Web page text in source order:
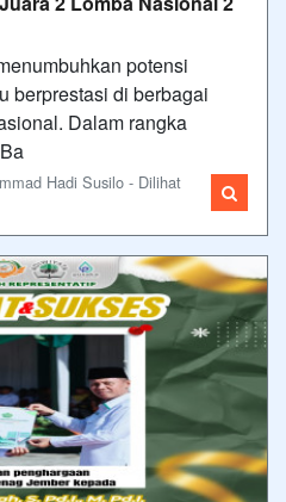
potensi
berprestasi di berbagai
Dalam rangka
Hadi Susilo - Dilihat